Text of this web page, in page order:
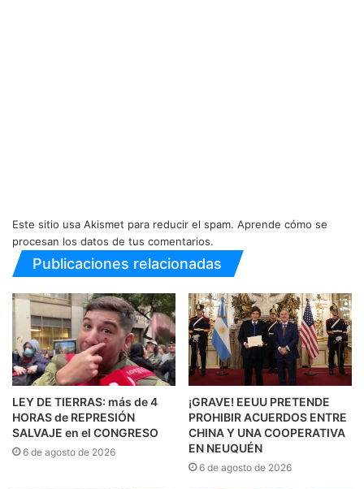
Este sitio usa Akismet para reducir el spam. Aprende cómo se
procesan los datos de tus comentarios.
Publicaciones relacionadas
LEY DE TIERRAS: más de 4
HORAS de REPRESIÓN
SALVAJE en el CONGRESO
6 de agosto de 2026
¡GRAVE! EEUU PRETENDE
PROHIBIR ACUERDOS ENTRE
CHINA Y UNA COOPERATIVA
EN NEUQUÉN
6 de agosto de 2026